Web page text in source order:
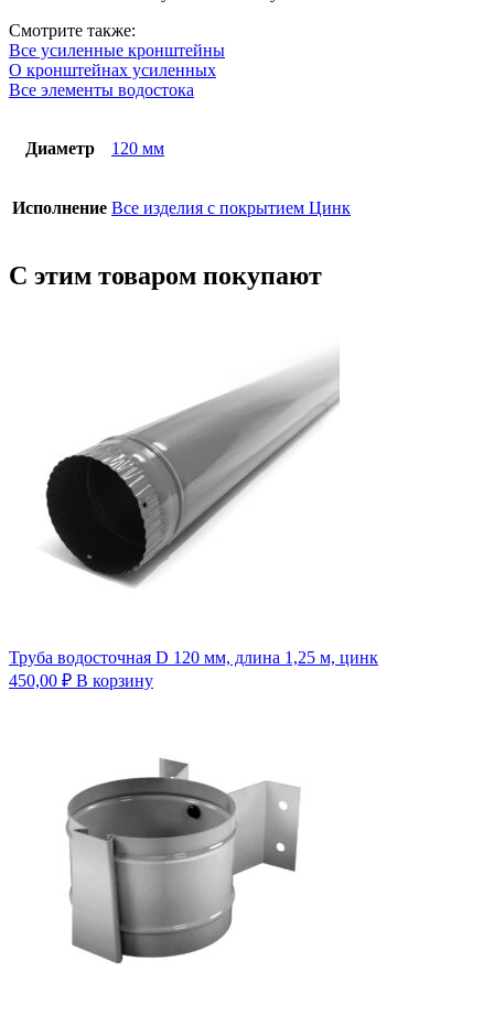
Смотрите также:
Все усиленные кронштейны
О кронштейнах усиленных
Все элементы водостока
Диаметр 120 мм
Исполнение Все изделия с покрытием Цинк
С этим товаром покупают
Труба водосточная D 120 мм, длина 1,25 м, цинк
450,00 ₽ В корзину